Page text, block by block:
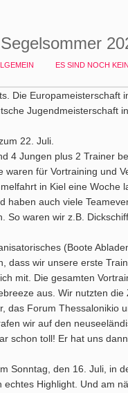
ES SIND NOCH
Die Europameisterschaft
Jugendmeisterschaft
22. Juli.
4 Jungen plus 2 Trainer
für Vortraining und
in Kiel eine Woche
haben auch viele
So waren wir z.B.
(Boote
dass wir unsere erste
mit. Die gesamten
aus. Wir nutzten die
das Forum Thessalonikio
wir auf den
schon toll! Er hat uns
Sonntag, den 16. Juli, in
Highlight. Und am